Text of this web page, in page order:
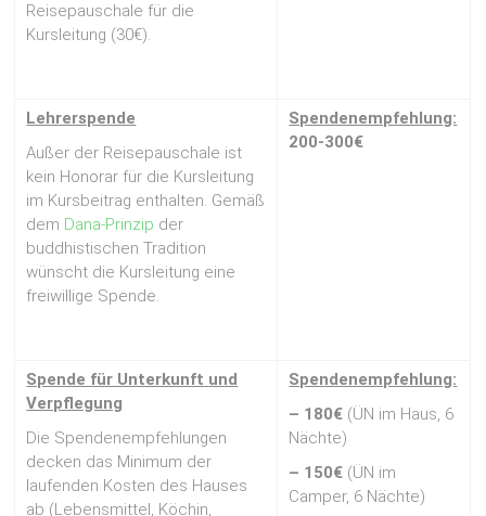
Reisepauschale für die
Kursleitung (30€).
Lehrerspende
Außer der Reisepauschale ist
kein Honorar für die Kursleitung
im Kursbeitrag enthalten. Gemäß
dem Dana-Prinzip der
buddhistischen Tradition
wünscht die Kursleitung eine
freiwillige Spende.
Spendenempfehlung:
200-300€
Spende für Unterkunft und
Verpflegung
Die Spendenempfehlungen
decken das Minimum der
laufenden Kosten des Hauses
ab (Lebensmittel, Köchin,
Spendenempfehlung:
– 180€ (ÜN im Haus, 6
Nächte)
– 150€ (ÜN im
Camper, 6 Nächte)